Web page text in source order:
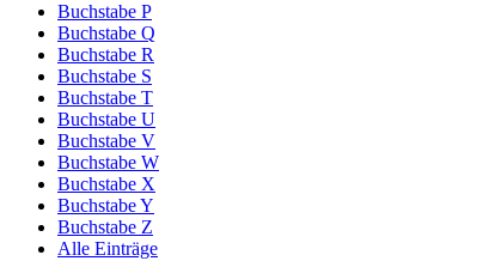
Buchstabe P
Buchstabe Q
Buchstabe R
Buchstabe S
Buchstabe T
Buchstabe U
Buchstabe V
Buchstabe W
Buchstabe X
Buchstabe Y
Buchstabe Z
Alle Einträge